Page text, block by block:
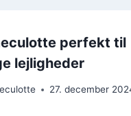
perfekt til
lejligheder
27. december